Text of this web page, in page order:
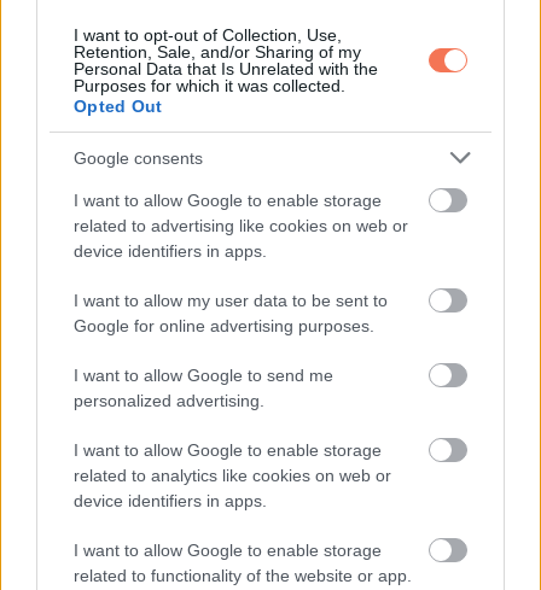
I want to opt-out of Collection, Use,
Retention, Sale, and/or Sharing of my
Personal Data that Is Unrelated with the
Purposes for which it was collected.
Opted Out
Google consents
I want to allow Google to enable storage
related to advertising like cookies on web or
device identifiers in apps.
I want to allow my user data to be sent to
Google for online advertising purposes.
I want to allow Google to send me
personalized advertising.
I want to allow Google to enable storage
related to analytics like cookies on web or
device identifiers in apps.
I want to allow Google to enable storage
related to functionality of the website or app.
-a rugalmasság mértéke,
-az, hogy kap-e plusz szilikoncsíkot (pl. alakformáló
fehérneműknél, hogy ne csússzon el).
Nem mindegy, milyen gumit használnak, mert ez erősen
befolyásolja, mennyire komfortos az alsó, főleg egész
napos viselésnél.
7. Csipke és áttetsző
gondolják, pedig funkciójuk is van.
A csipke és a mesh:
-szellősebb, jobban engedi a levegőt, mint a vastag, zárt